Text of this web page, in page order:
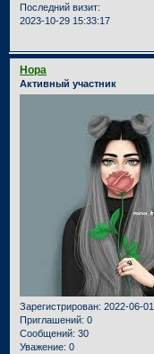
Последний визит:
2023-10-29 15:33:17
Нора
Активный участник
Зарегистрирован: 2022-06-01
Приглашений: 0
Сообщений: 30
Уважение: 0